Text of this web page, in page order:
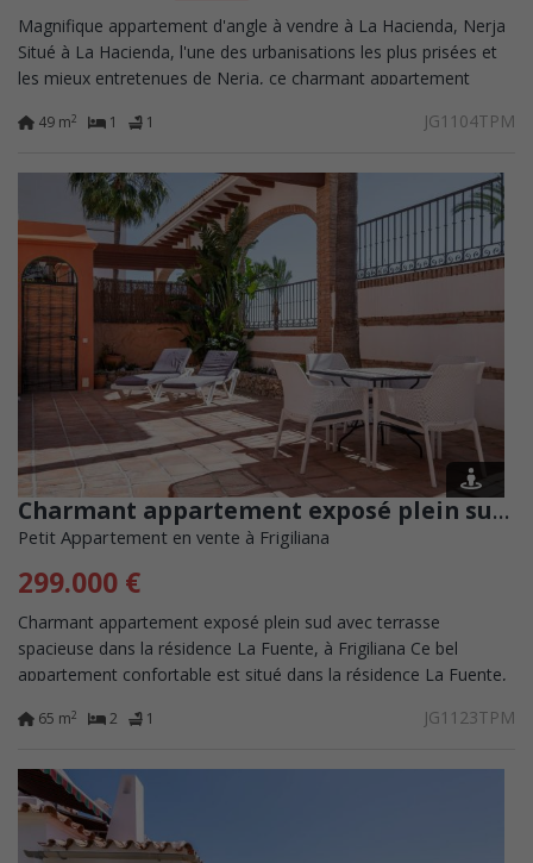
Magnifique appartement d'angle à vendre à La Hacienda, Nerja
Situé à La Hacienda, l'une des urbanisations les plus prisées et
les mieux entretenues de Nerja, ce charmant appartement
49 m2 1 1 JG1104TPM
Charmant appartement exposé plein sud avec terrasse spacieuse dans la résidence La Fuente, Frigiliana
Petit Appartement en vente à Frigiliana
299.000 €
Charmant appartement exposé plein sud avec terrasse
spacieuse dans la résidence La Fuente, à Frigiliana Ce bel
appartement confortable est situé dans la résidence La Fuente,
65 m2 2 1 JG1123TPM